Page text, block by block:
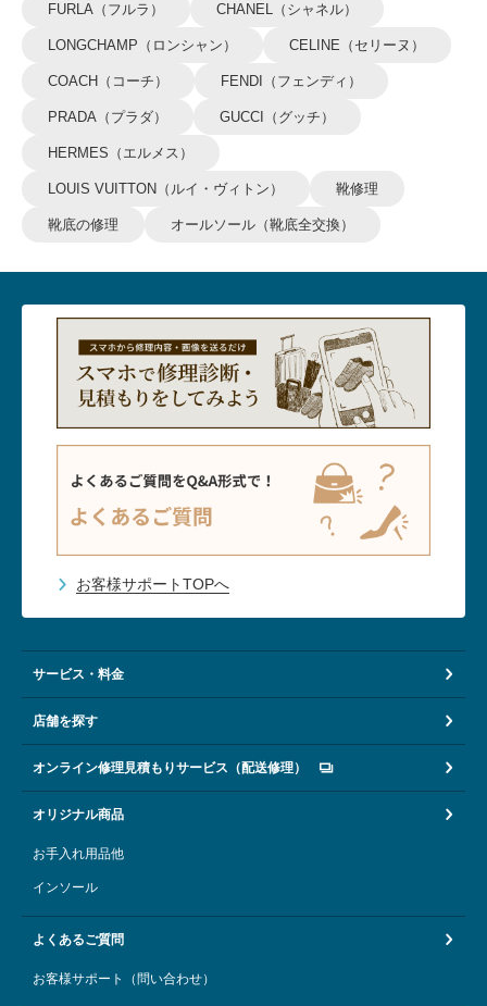
FURLA（フルラ） CHANEL（シャネル）
LONGCHAMP（ロンシャン） CELINE（セリーヌ）
COACH（コーチ） FENDI（フェンディ）
PRADA（プラダ） GUCCI（グッチ）
HERMES（エルメス）
LOUIS VUITTON（ルイ・ヴィトン） 靴修理
靴底の修理 オールソール（靴底全交換）
お客様サポートTOPへ
サービス・料金
店舗を探す
オンライン修理見積もりサービス（配送修理）
オリジナル商品
お手入れ用品他
インソール
よくあるご質問
お客様サポート（問い合わせ）